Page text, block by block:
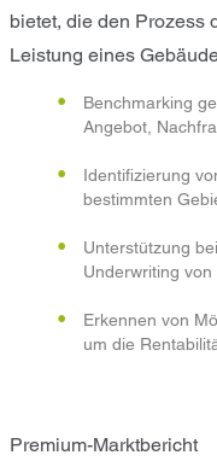
bietet, die den Prozess
Leistung eines
Benchmarking
Angebot,
Identifizierung
bestimmten
Unterstützung
Underwriting von
Erkennen von
um die
Premium-Marktbericht